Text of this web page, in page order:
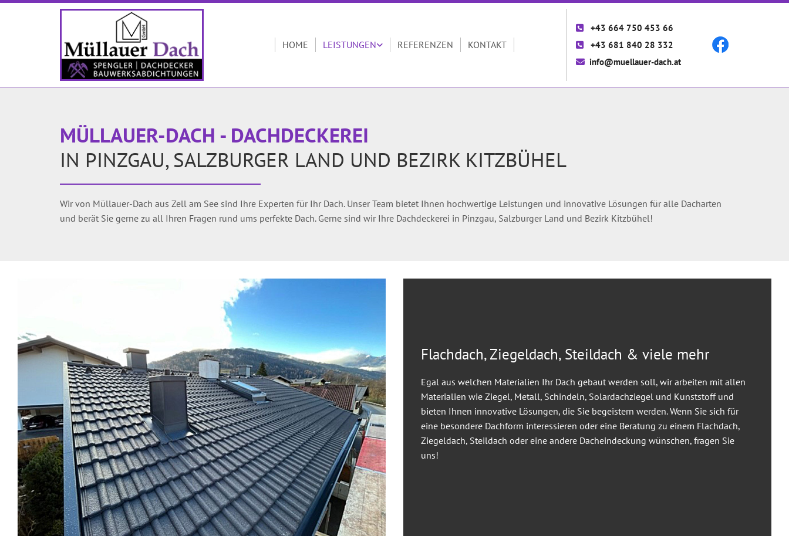
HOME LEISTUNGEN REFERENZEN KONTAKT
 +43 664 750 453 66
 +43 681 840 28 332
 info@muellauer-dach.at
MÜLLAUER-DACH - DACHDECKEREI
IN PINZGAU, SALZBURGER LAND UND BEZIRK KITZBÜHEL
Wir von Müllauer-Dach aus Zell am See sind Ihre Experten für Ihr Dach. Unser Team bietet Ihnen hochwertige Leistungen und innovative Lösungen für alle Dacharten
und berät Sie gerne zu all Ihren Fragen rund ums perfekte Dach. Gerne sind wir Ihre Dachdeckerei in Pinzgau, Salzburger Land und Bezirk Kitzbühel!
Flachdach, Ziegeldach, Steildach & viele mehr
Egal aus welchen Materialien Ihr Dach gebaut werden soll, wir arbeiten mit allen
Materialien wie Ziegel, Metall, Schindeln, Solardachziegel und Kunststoff und
bieten Ihnen innovative Lösungen, die Sie begeistern werden. Wenn Sie sich für
eine besondere Dachform interessieren oder eine Beratung zu einem Flachdach,
Ziegeldach, Steildach oder eine andere Dacheindeckung wünschen, fragen Sie
uns!